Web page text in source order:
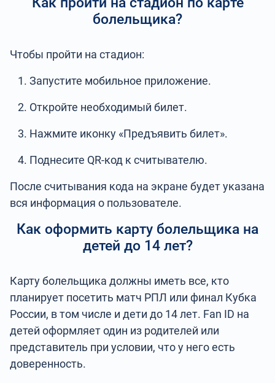
болельщика?
Чтобы пройти на стадион:
Запустите мобильное приложение.
Откройте необходимый билет.
Нажмите иконку «Предъявить билет».
Поднесите QR-код к считывателю.
После считывания кода на экране будет указана
вся информация о пользователе.
Как оформить карту болельщика на
детей до 14 лет?
Карту болельщика должны иметь все, кто
планирует посетить матч РПЛ или финал Кубка
России, в том числе и дети до 14 лет. Fan ID на
детей оформляет один из родителей или
представитель при условии, что у него есть
доверенность.